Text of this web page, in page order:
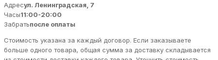
Адресул. Ленинградская, 7
Часы11:00-20:00
Забратьпосле оплаты
Стоимость указана за каждый договор. Если заказываете
больше одного товара, общая сумма за доставку складывается